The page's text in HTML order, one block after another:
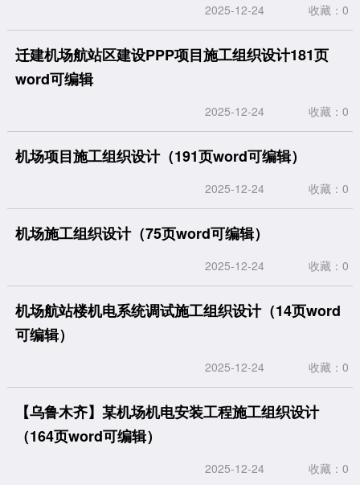
收藏：0
2025-12-24
迁建机场航站区建设PPP项目施工组织设计181页
word可编辑
收藏：0
2025-12-24
机场项目施工组织设计（191页word可编辑）
收藏：0
2025-12-24
机场施工组织设计（75页word可编辑）
收藏：0
2025-12-24
机场航站楼机电系统调试施工组织设计（14页word
可编辑）
收藏：0
2025-12-24
【乌鲁木齐】某机场机电安装工程施工组织设计
（164页word可编辑）
收藏：0
2025-12-24